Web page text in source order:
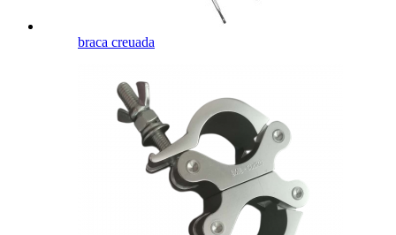
braca creuada